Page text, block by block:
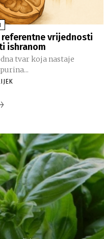
referentne vrijednosti
ishranom
tvar koja nastaje